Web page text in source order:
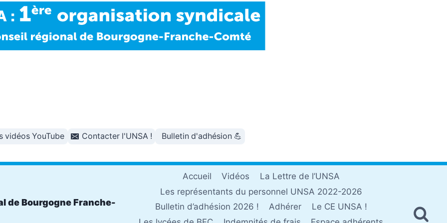
vidéos YouTube Contacter l'UNSA ! Bulletin d'adhésion 💪
de Bourgogne Franche-
Accueil Vidéos
La Lettre de l’UNSA
Les représentants du personnel UNSA 2022-2026
Bulletin d’adhésion 2026 !
Adhérer
Le CE UNSA !